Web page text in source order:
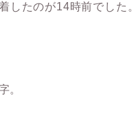
したのが14時前でした。
。